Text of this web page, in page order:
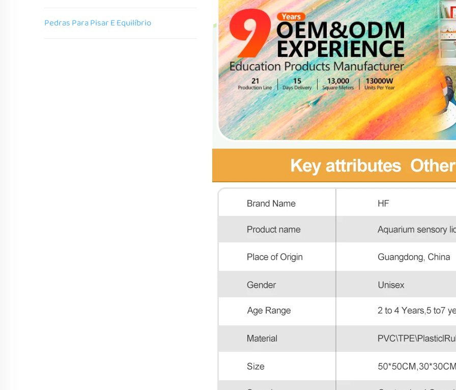
Pedras Para Pisar E Equilíbrio